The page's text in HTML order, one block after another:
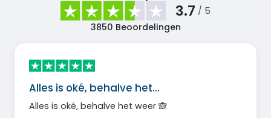
3.7 / 5
3850 Beoordelingen
Alles is oké, behalve het…
Alles is oké, behalve het weer 🙈